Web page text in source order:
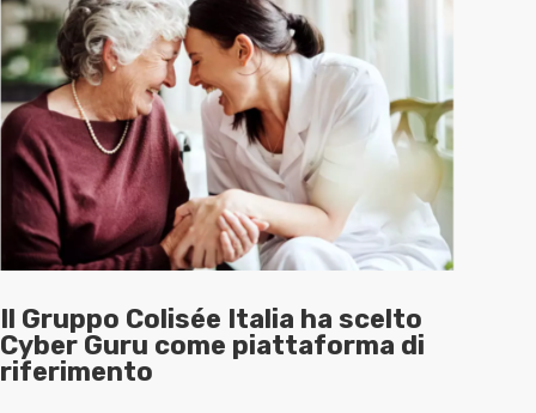
Il Gruppo Colisée Italia ha scelto
Cyber Guru come piattaforma di
riferimento